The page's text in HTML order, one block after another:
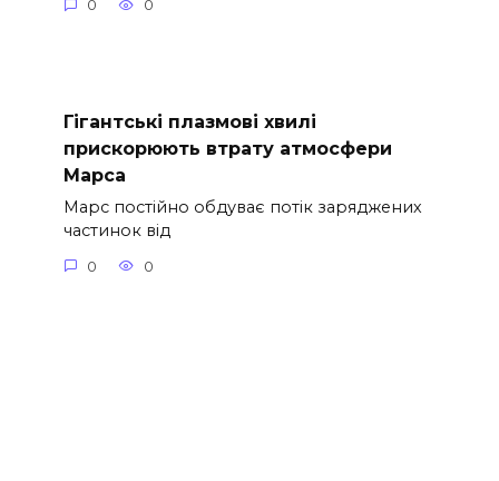
0 0
Гігантські плазмові хвилі
прискорюють втрату атмосфери
Марса
Марс постійно обдуває потік заряджених
частинок від
0 0